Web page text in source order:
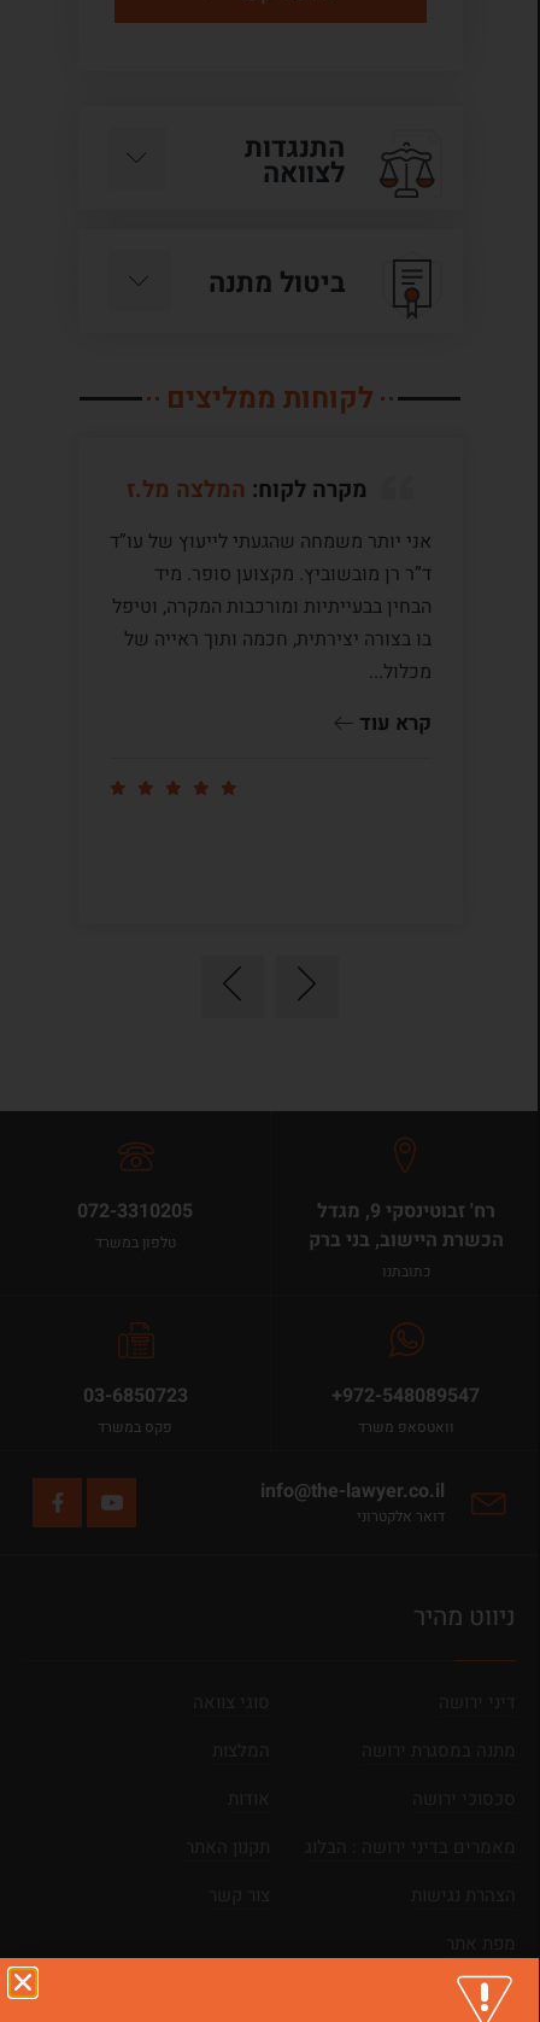
התנגדות
לצוואה
ביטול מתנה
לקוחות ממליצים
מקרה לקוח: המלצה מל.ז
אני יותר משמחה שהגעתי לייעוץ של עו”ד
ד”ר רן מובשוביץ. מקצוען סופר. מיד
הבחין בבעייתיות ומורכבות המקרה, וטיפל
בו בצורה יצירתית, חכמה ותוך ראייה של
מכלול...
קרא עוד
רח' זבוטינסקי 9, מגדל
הכשרת היישוב, בני ברק
כתובתנו
072-3310205
טלפון במשרד
+972-548089547
וואטסאפ משרד
03-6850723
פקס במשרד
info@the-lawyer.co.il
דואר אלקטרוני
ניווט מהיר